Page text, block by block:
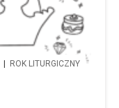
ROK LITURGICZNY